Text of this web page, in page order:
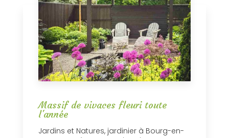
Massif de vivaces fleuri toute
l'année
Jardins et Natures, jardinier à Bourg-en-